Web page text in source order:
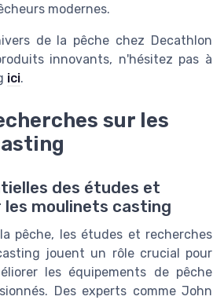
modernes.
de la pêche chez Decathlon
innovants, n'hésitez pas à
ici.
sur les
des études et
les moulinets casting
pêche, les études et recherches
jouent un rôle crucial pour
les équipements de pêche
Des experts comme John